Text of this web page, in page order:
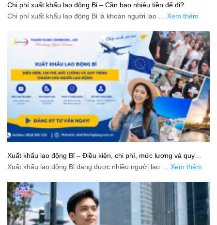
Chi phí xuất khẩu lao động Bỉ – Cần bao nhiêu tiền để đi?
Chi phí xuất khẩu lao động Bỉ là khoản người lao … Xem thêm
Xuất khẩu lao động Bỉ – Điều kiện, chi phí, mức lương và quy
trình chuẩn cho người lao động
Xuất khẩu lao động Bỉ đang được nhiều người lao … Xem thêm